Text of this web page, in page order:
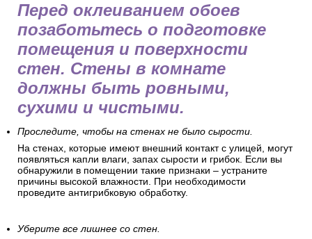
Перед оклеиванием обоев
позаботьтесь о подготовке
помещения и поверхности
стен. Стены в комнате
должны быть ровными,
сухими и чистыми.
Проследите, чтобы на стенах не было сырости.
На стенах, которые имеют внешний контакт с улицей, могут
появляться капли влаги, запах сырости и грибок. Если вы
обнаружили в помещении такие признаки – устраните
причины высокой влажности. При необходимости
проведите антигрибковую обработку.
Уберите все лишнее со стен.